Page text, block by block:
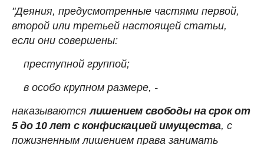
"Деяния, предусмотренные частями первой,
второй или третьей настоящей статьи,
если они совершены:
преступной группой;
в особо крупном размере, -
наказываютсялишением свободы на срок от
5 до 10 лет с конфискацией имущества, с
пожизненным лишением права занимать